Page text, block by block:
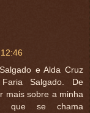
e Alda Cruz
Salgado. De
mais sobre a minha
que se chama